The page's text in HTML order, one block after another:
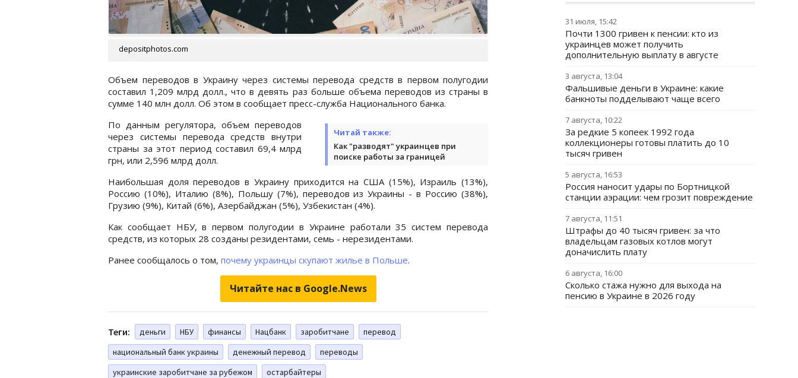
depositphotos.com
Объем переводов в Украину через системы перевода средств в первом полугодии
составил 1,209 млрд долл., что в девять раз больше объема переводов из страны в
сумме 140 млн долл. Об этом в сообщает пресс-служба Национального банка.
Читай также:
Как "разводят" украинцев при
поиске работы за границей
По данным регулятора, объем переводов
через системы перевода средств внутри
страны за этот период составил 69,4 млрд
грн, или 2,596 млрд долл.
Наибольшая доля переводов в Украину приходится на США (15%), Израиль (13%),
Россию (10%), Италию (8%), Польшу (7%), переводов из Украины - в Россию (38%),
Грузию (9%), Китай (6%), Азербайджан (5%), Узбекистан (4%).
Как сообщает НБУ, в первом полугодии в Украине работали 35 систем перевода
средств, из которых 28 созданы резидентами, семь - нерезидентами.
Ранее сообщалось о том, почему украинцы скупают жилье в Польше.
Читайте нас в Google.News
Теги: деньги НБУ финансы Нацбанк заробитчане
перевод
национальный банк украины
денежный перевод
переводы
украинские заробитчане за рубежом
остарбайтеры
31 июля, 15:42
Почти 1300 гривен к пенсии: кто из
украинцев может получить
дополнительную выплату в августе
3 августа, 13:04
Фальшивые деньги в Украине: какие
банкноты подделывают чаще всего
7 августа, 10:22
За редкие 5 копеек 1992 года
коллекционеры готовы платить до 10
тысяч гривен
5 августа, 16:53
Россия наносит удары по Бортницкой
станции аэрации: чем грозит повреждение
7 августа, 11:51
Штрафы до 40 тысяч гривен: за что
владельцам газовых котлов могут
доначислить плату
6 августа, 16:00
Сколько стажа нужно для выхода на
пенсию в Украине в 2026 году